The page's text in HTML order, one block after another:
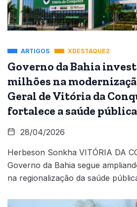
ARTIGOS XDESTAQUE2
Governo da Bahia
milhões na
Geral de Vitória da
fortalece a saúde
28/04/2026
Herbeson Sonkha VITÓRIA DA
Governo da Bahia segue
na regionalização da saúde